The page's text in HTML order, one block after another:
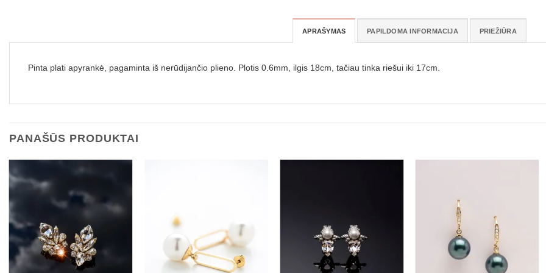
APRAŠYMAS PAPILDOMA INFORMACIJA PRIEŽIŪRA
Pinta plati apyrankė, pagaminta iš nerūdijančio plieno. Plotis 0.6mm, ilgis 18cm, tačiau tinka riešui iki 17cm.
PANAŠŪS PRODUKTAI